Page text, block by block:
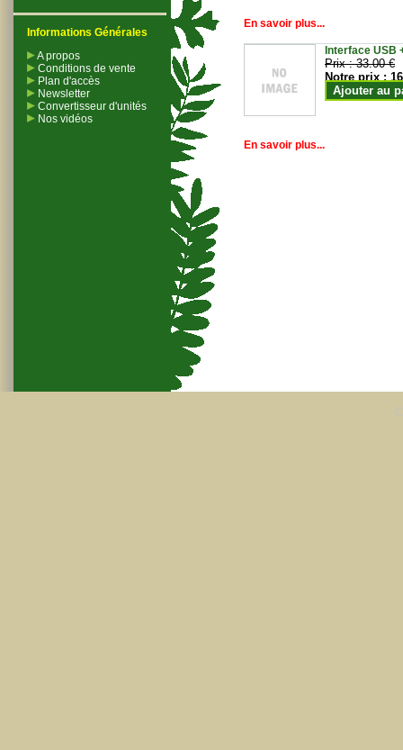
Informations Générales
A propos
Conditions de vente
Plan d'accès
Newsletter
Convertisseur d'unités
Nos vidéos
En savoir plus...
Interface USB
Prix :33.00 €
Notre prix :
Ajouter au
En savoir plus...